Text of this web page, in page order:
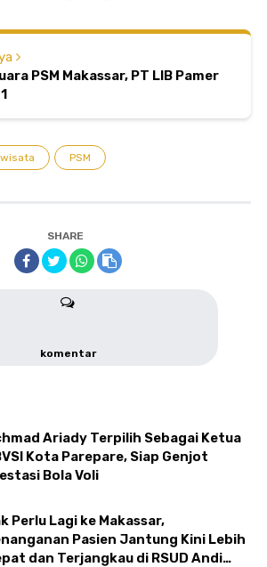
PSM Makassar, PT LIB Pamer
PSM
SHARE
komentar
Ariady Terpilih Sebagai Ketua
Kota Parepare, Siap Genjot
Bola Voli
Perlu Lagi ke Makassar,
Pasien Jantung Kini Lebih
dan Terjangkau di RSUD Andi